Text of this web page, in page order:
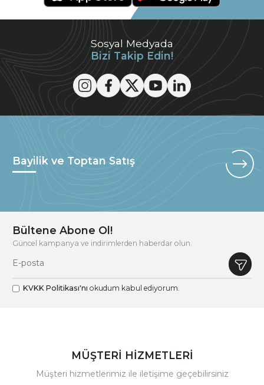
Sosyal Medyada
Bizi Takip Edin!
Bayilik ve Toptan Satış
Bültene Abone Ol!
Güncel kampanya ve indirimlerden haberdar olun.
KVKK Politikası'nı okudum kabul ediyorum.
MÜŞTERİ HİZMETLERİ
Müşteri hizmetlerimiz ile iletişime geçebilirsiniz